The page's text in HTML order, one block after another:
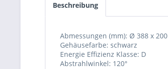
Beschreibung
Abmessungen (mm): Ø 388 x 200
Gehäusefarbe: schwarz
Energie Effizienz Klasse: D
Abstrahlwinkel: 120°